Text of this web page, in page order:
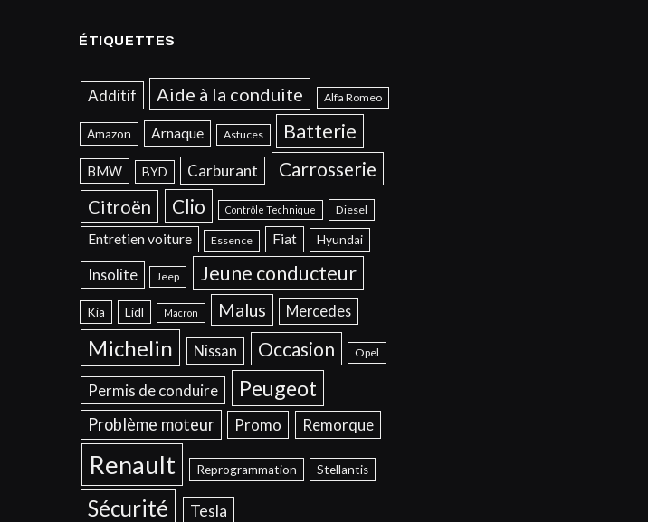
ÉTIQUETTES
Additif Aide à la conduite Alfa Romeo
Amazon Arnaque Astuces Batterie
BMW BYD Carburant Carrosserie
Citroën Clio Contrôle Technique Diesel
Entretien voiture Essence Fiat Hyundai
Insolite Jeep Jeune conducteur
Kia Lidl Macron Malus Mercedes
Michelin Nissan Occasion Opel
Permis de conduire Peugeot
Problème moteur Promo Remorque
Renault Reprogrammation Stellantis
Sécurité Tesla